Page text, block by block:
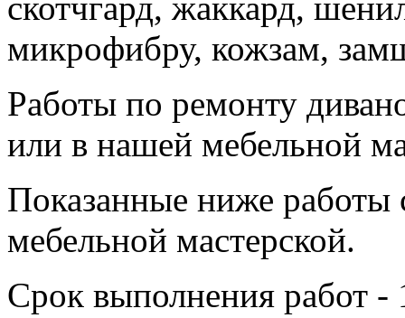
микрофибру, кожзам,
Работы по ремонту
или в нашей мебельной
Показанные ниже работы
мебельной мастерской.
Срок выполнения работ -